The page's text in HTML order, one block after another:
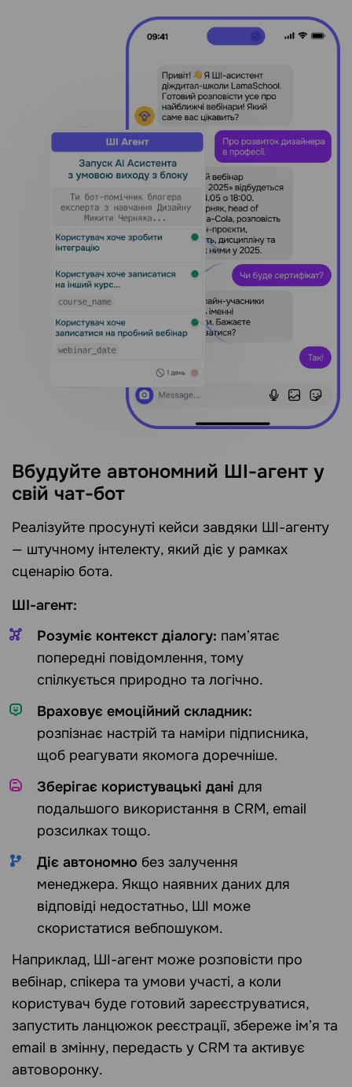
Вбудуйте автономний ШІ-агент у
свій чат-бот
Реалізуйте просунуті кейси завдяки ШІ-агенту
— штучному інтелекту, який діє у рамках
сценарію бота.
ШІ-агент:
Розуміє контекст діалогу: памʼятає
попередні повідомлення, тому
спілкується природно та логічно.
Враховує емоційний складник:
розпізнає настрій та наміри підписника,
щоб реагувати якомога доречніше.
Зберігає користувацькі дані для
подальшого використання в CRM, email
розсилках тощо.
Діє автономно без залучення
менеджера. Якщо наявних даних для
відповіді недостатньо, ШІ може
скористатися вебпошуком.
Наприклад, ШІ-агент може розповісти про
вебінар, спікера та умови участі, а коли
користувач буде готовий зареєструватися,
запустить ланцюжок реєстрації, збереже імʼя та
email в змінну, передасть у CRM та активує
автоворонку.